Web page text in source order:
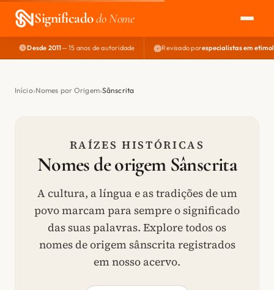
Significadodo Nome
EXPLORAR
NOME PERFEITO
Desde 2011— 15 anos de autoridade Revisado porespecialistas em
Início Nomes por Origem Sânscrita
RAÍZES HISTÓRICAS
Nomes de origem Sânscrita
A cultura, a língua e as tradições de um
povo marcam para sempre o significado
das suas palavras. Explore todos os
nomes de origem sânscrita registrados
em nosso acervo.